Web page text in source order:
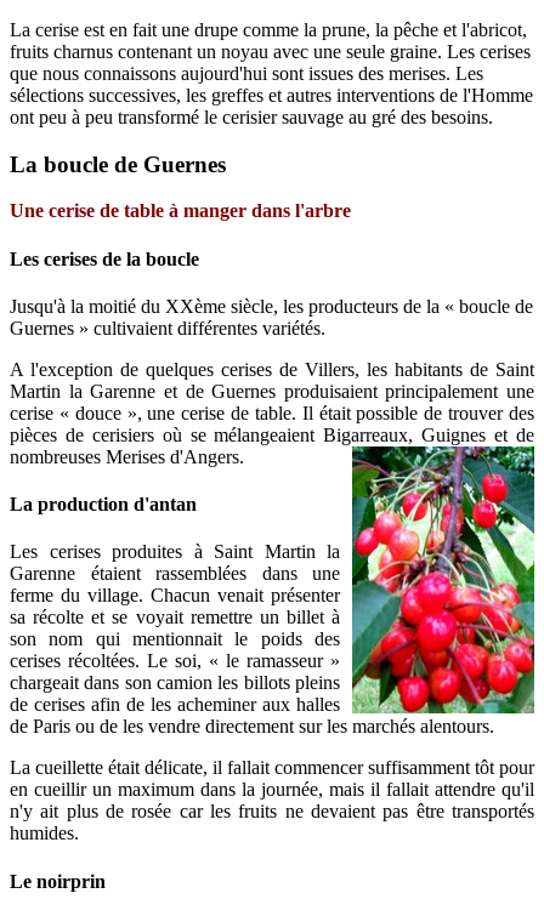
La cerise est en fait une drupe comme la prune, la pêche et l'abricot,
fruits charnus contenant un noyau avec une seule graine. Les cerises
que nous connaissons aujourd'hui sont issues des merises. Les
sélections successives, les greffes et autres interventions de l'Homme
ont peu à peu transformé le cerisier sauvage au gré des besoins.
La boucle de Guernes
Une cerise de table à manger dans l'arbre
Les cerises de la boucle
Jusqu'à la moitié du XXème siècle, les producteurs de la « boucle de
Guernes » cultivaient différentes variétés.
A l'exception de quelques cerises de Villers, les habitants de Saint
Martin la Garenne et de Guernes produisaient principalement une
cerise « douce », une cerise de table. Il était possible de trouver des
pièces de cerisiers où se mélangeaient Bigarreaux, Guignes et de
nombreuses Merises d'Angers.
La production d'antan
Les cerises produites à Saint Martin la
Garenne étaient rassemblées dans une
ferme du village. Chacun venait présenter
sa récolte et se voyait remettre un billet à
son nom qui mentionnait le poids des
cerises récoltées. Le soi, « le ramasseur »
chargeait dans son camion les billots pleins
de cerises afin de les acheminer aux halles
de Paris ou de les vendre directement sur les marchés alentours.
La cueillette était délicate, il fallait commencer suffisamment tôt pour
en cueillir un maximum dans la journée, mais il fallait attendre qu'il
n'y ait plus de rosée car les fruits ne devaient pas être transportés
humides.
Le noirprin